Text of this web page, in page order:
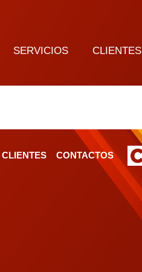
SERVICIOS CLIENTES
CLIENTES CONTACTOS